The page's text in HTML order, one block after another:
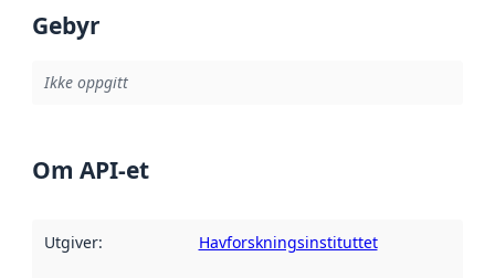
Gebyr
Ikke oppgitt
Om API-et
Utgiver: Havforskningsinstituttet